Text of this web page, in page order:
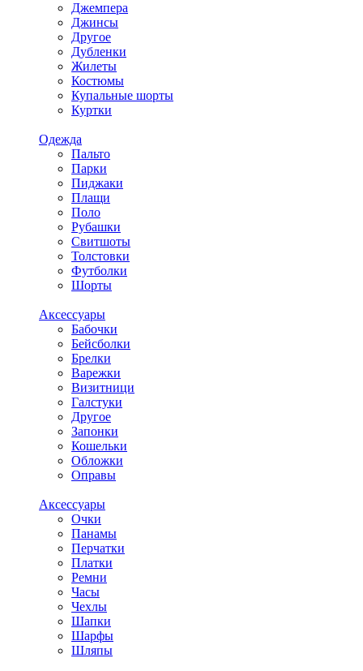
Джемпера
Джинсы
Другое
Дубленки
Жилеты
Костюмы
Купальные шорты
Куртки
Одежда
Пальто
Парки
Пиджаки
Плащи
Поло
Рубашки
Свитшоты
Толстовки
Футболки
Шорты
Аксессуары
Бабочки
Бейсболки
Брелки
Варежки
Визитници
Галстуки
Другое
Запонки
Кошельки
Обложки
Оправы
Аксессуары
Очки
Панамы
Перчатки
Платки
Ремни
Часы
Чехлы
Шапки
Шарфы
Шляпы